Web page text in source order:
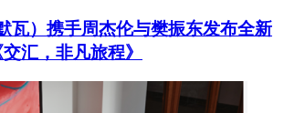
瓦）携手周杰伦与樊振东发布全新
汇，非凡旅程》